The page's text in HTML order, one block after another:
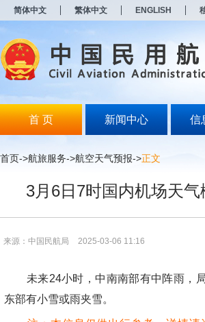
简体中文 繁体中文 ENGLISH
首 页 新闻中心 信
首页->航旅服务->航空天气预报->正文
3月6日7时国内机场天
来源：中国民航局 2025-03-06 11:16
未来24小时，中南南部有中阵雨，局
东部有小雪或雨夹雪。
打
开
无
障
说
明
按
Alt
开